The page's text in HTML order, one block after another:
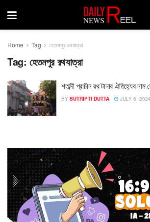
Home Tag হেতমপুর রথযাত্রা
Tag: হেতমপুর রথযাত্রা
শতাব্দী প্রাচীন রথ টানার ঐতিহ্যের
BY SUTRIPTI DUTTA JULY 6, 2024